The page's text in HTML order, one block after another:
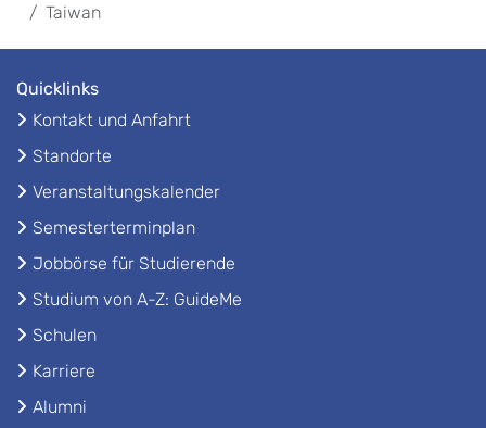
Taiwan
Quicklinks
Kontakt und Anfahrt
Standorte
Veranstaltungskalender
Semesterterminplan
Jobbörse für Studierende
Studium von A-Z: GuideMe
Schulen
Karriere
Alumni